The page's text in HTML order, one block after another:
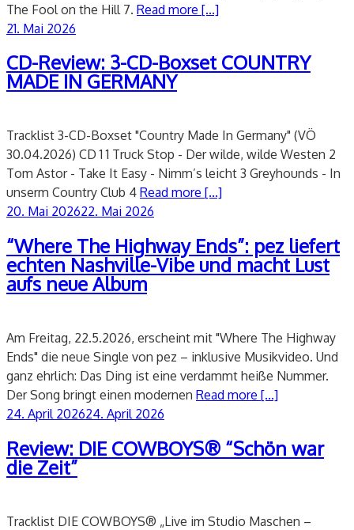
The Fool on the Hill 7. Read more [...]
Veröffentlicht
21. Mai 2026
CD-Review: 3-CD-Boxset COUNTRY
MADE IN GERMANY
Tracklist 3-CD-Boxset "Country Made In Germany" (VÖ
30.04.2026) CD 1 1 Truck Stop - Der wilde, wilde Westen 2
Tom Astor - Take It Easy - Nimm’s leicht 3 Greyhounds - In
unserm Country Club 4 Read more [...]
Veröffentlicht
20. Mai 202622. Mai 2026
“Where The Highway Ends”: pez liefert
echten Nashville-Vibe und macht Lust
aufs neue Album
Am Freitag, 22.5.2026, erscheint mit "Where The Highway
Ends" die neue Single von pez – inklusive Musikvideo. Und
ganz ehrlich: Das Ding ist eine verdammt heiße Nummer.
Der Song bringt einen modernen Read more [...]
Veröffentlicht
24. April 202624. April 2026
Review: DIE COWBOYS® “Schön war
die Zeit”
Tracklist DIE COWBOYS® „Live im Studio Maschen –